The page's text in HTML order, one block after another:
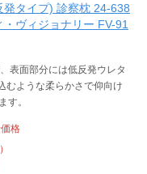
発タイプ) 診察枕 24-638
ヴィジョナリー FV-91
表面部分には低反発ウレタ
むような柔らかさで仰向け
す。
格